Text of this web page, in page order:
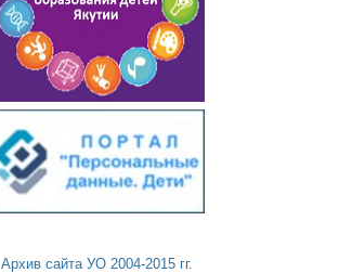
Архив сайта УО 2004-2015 гг.